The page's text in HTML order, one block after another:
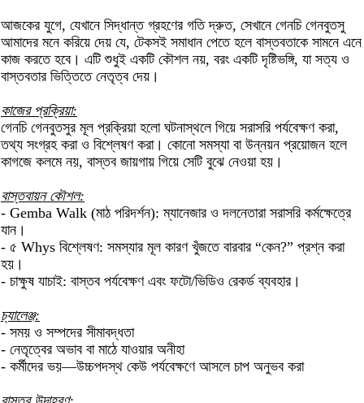
আজকের যুগে, যেখানে সিদ্ধান্ত গ্রহণের গতি দ্রুত, সেখানে গেনচি গেনবুতসু
আমাদের মনে করিয়ে দেয় যে, টেকসই সমাধান পেতে হলে বাস্তবতাকে সামনে এনে
কাজ করতে হবে। এটি শুধুই একটি কৌশল নয়, বরং একটি দৃষ্টিভঙ্গি, যা সত্য ও
বাস্তবতার ভিত্তিতে নেতৃত্ব দেয়।
কাজের প্রক্রিয়া:
গেনচি গেনবুতসুর মূল প্রক্রিয়া হলো ঘটনাস্থলে গিয়ে সরাসরি পর্যবেক্ষণ করা,
তথ্য সংগ্রহ করা ও বিশ্লেষণ করা। কোনো সমস্যা বা উন্নয়ন প্রয়োজন হলে
কাগজে কলমে নয়, বাস্তব জায়গায় গিয়ে সেটি বুঝে নেওয়া হয়।
বাস্তবায়ন কৌশল:
- Gemba Walk (মাঠ পরিদর্শন): ম্যানেজার ও দলনেতারা সরাসরি কর্মক্ষেত্রে
যান।
- ৫ Whys বিশ্লেষণ: সমস্যার মূল কারণ খুঁজতে বারবার “কেন?” প্রশ্ন করা
হয়।
- চাক্ষুষ যাচাই: বাস্তব পর্যবেক্ষণ এবং ফটো/ভিডিও রেকর্ড ব্যবহার।
চ্যালেঞ্জ:
- সময় ও সম্পদের সীমাবদ্ধতা
- নেতৃত্বের অভাব বা মাঠে যাওয়ার অনীহা
- কর্মীদের ভয়—উচ্চপদস্থ কেউ পর্যবেক্ষণে আসলে চাপ অনুভব করা